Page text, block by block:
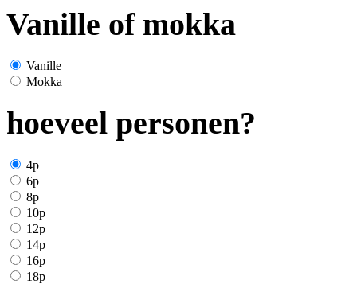
Vanille of mokka
Vanille
Mokka
hoeveel personen?
4p
6p
8p
10p
12p
14p
16p
18p